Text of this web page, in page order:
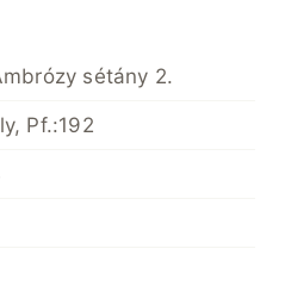
sétány 2.
Pf.:192